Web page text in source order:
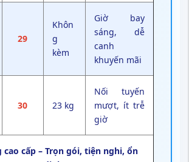
29
Khôn
g
kèm
Giờ bay
sáng, dễ
canh
khuyến mãi
30 23 kg
Nối tuyến
mượt, ít trễ
giờ
cao cấp – Trọn gói, tiện nghi, ổn